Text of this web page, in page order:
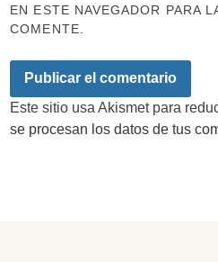
EN ESTE NAVEGADOR PARA
COMENTE.
Este sitio usa Akismet para
se procesan los datos de tus